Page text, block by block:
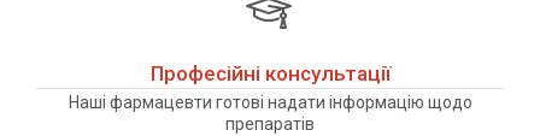
Професійні консультації
Наші фармацевти готові надати інформацію щодо
препаратів